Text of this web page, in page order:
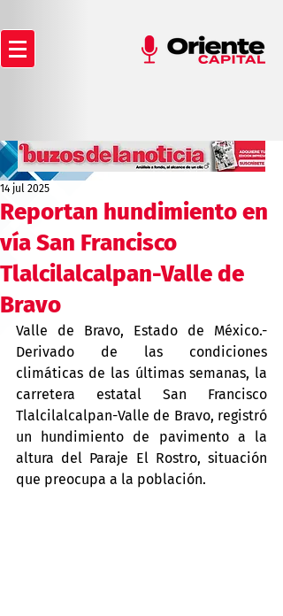
Reportan hundimiento en
vía San Francisco
Tlalcilalcalpan-Valle de
Bravo
14 jul 2025
Valle de Bravo, Estado de México.-
Derivado de las condiciones
climáticas de las últimas semanas, la
carretera estatal San Francisco
Tlalcilalcalpan-Valle de Bravo, registró
un hundimiento de pavimento a la
altura del Paraje El Rostro, situación
que preocupa a la población.